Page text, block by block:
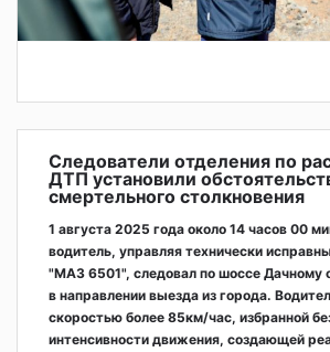
Следователи отделения по
ДТП установили
смертельного столкновения
1 августа 2025 года около 14 часов 00
водитель, управляя технически
"МАЗ 6501", следовал по шоссе Дачному
в направлении выезда из города.
скоростью более 85км/час, избранной
интенсивности движения, создающей